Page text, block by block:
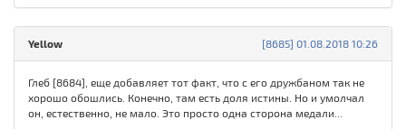
[8685] 01.08.2018 10:26
Yellow
Глеб [8684], еще добавляет тот факт, что с его дружбаном так не
хорошо обошлись. Конечно, там есть доля истины. Но и умолчал
он, естественно, не мало. Это просто одна сторона медали...